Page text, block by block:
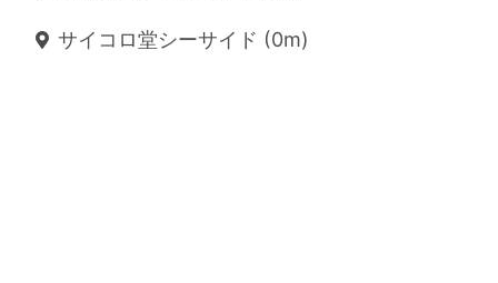
サイコロ堂シーサイド (0m)